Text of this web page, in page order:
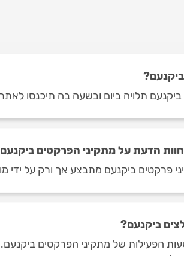
ביום ובשעה בה תיכנסו לאתר. ברגע זה יש 1
הדעת על מתקיני הפרקטים
פרקטים ביקנעם מתבצע אך ורק על ידי
ביקנעם?
הפעילות של מתקיני הפרקטים ביקנעם.